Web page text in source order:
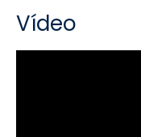
Vídeo